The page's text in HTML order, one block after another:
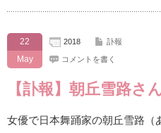
22
May
2018 訃報
コメントを書く
【訃報】朝丘雪路さ
女優で日本舞踊家の朝丘雪路（